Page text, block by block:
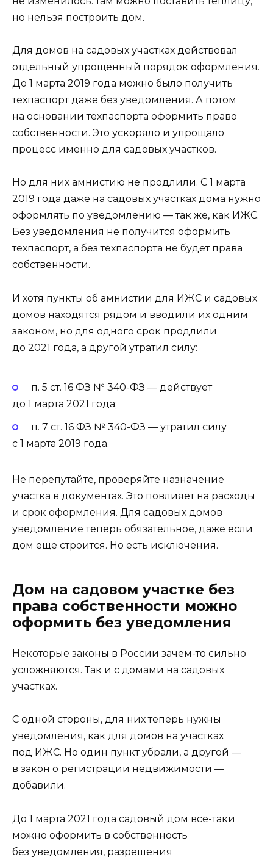
но нельзя построить дом.
Для домов на садовых участках действовал
отдельный упрощенный порядок оформления.
До 1 марта 2019 года можно было получить
техпаспорт даже без уведомления. А потом
на основании техпаспорта оформить право
собственности. Это ускоряло и упрощало
процесс именно для садовых участков.
Но для них амнистию не продлили. С 1 марта
2019 года даже на садовых участках дома нужно
оформлять по уведомлению — так же, как ИЖС.
Без уведомления не получится оформить
техпаспорт, а без техпаспорта не будет права
собственности.
И хотя пункты об амнистии для ИЖС и садовых
домов находятся рядом и вводили их одним
законом, но для одного срок продлили
до 2021 года, а другой утратил силу:
п. 5 ст. 16 ФЗ № 340-ФЗ — действует
до 1 марта 2021 года;
п. 7 ст. 16 ФЗ № 340-ФЗ — утратил силу
с 1 марта 2019 года.
Не перепутайте, проверяйте назначение
участка в документах. Это повлияет на расходы
и срок оформления. Для садовых домов
уведомление теперь обязательное, даже если
дом еще строится. Но есть исключения.
Дом на садовом участке без
права собственности можно
оформить без уведомления
Некоторые законы в России зачем-то сильно
усложняются. Так и с домами на садовых
участках.
С одной стороны, для них теперь нужны
уведомления, как для домов на участках
под ИЖС. Но один пункт убрали, а другой —
в закон о регистрации недвижимости —
добавили.
До 1 марта 2021 года садовый дом все-таки
можно оформить в собственность
без уведомления, разрешения